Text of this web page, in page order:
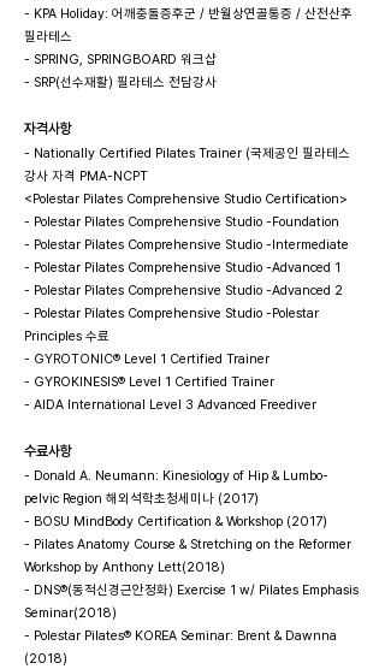
- KPA Holiday: 어깨충돌증후군 / 반월상연골통증 / 산전산후
필라테스
- SPRING, SPRINGBOARD 워크샵
- SRP(선수재활) 필라테스 전담강사
자격사항
- Nationally Certified Pilates Trainer (국제공인 필라테스
강사 자격 PMA-NCPT
<Polestar Pilates Comprehensive Studio Certification>
- Polestar Pilates Comprehensive Studio -Foundation
- Polestar Pilates Comprehensive Studio -Intermediate
- Polestar Pilates Comprehensive Studio -Advanced 1
- Polestar Pilates Comprehensive Studio -Advanced 2
- Polestar Pilates Comprehensive Studio -Polestar
Principles 수료
- GYROTONIC® Level 1 Certified Trainer
- GYROKINESIS® Level 1 Certified Trainer
- AIDA International Level 3 Advanced Freediver
수료사항
- Donald A. Neumann: Kinesiology of Hip & Lumbo-
pelvic Region 해외석학초청세미나 (2017)
- BOSU MindBody Certification & Workshop (2017)
- Pilates Anatomy Course & Stretching on the Reformer
Workshop by Anthony Lett(2018)
- DNS®(동적신경근안정화) Exercise 1 w/ Pilates Emphasis
Seminar(2018)
- Polestar Pilates® KOREA Seminar: Brent & Dawnna
(2018)